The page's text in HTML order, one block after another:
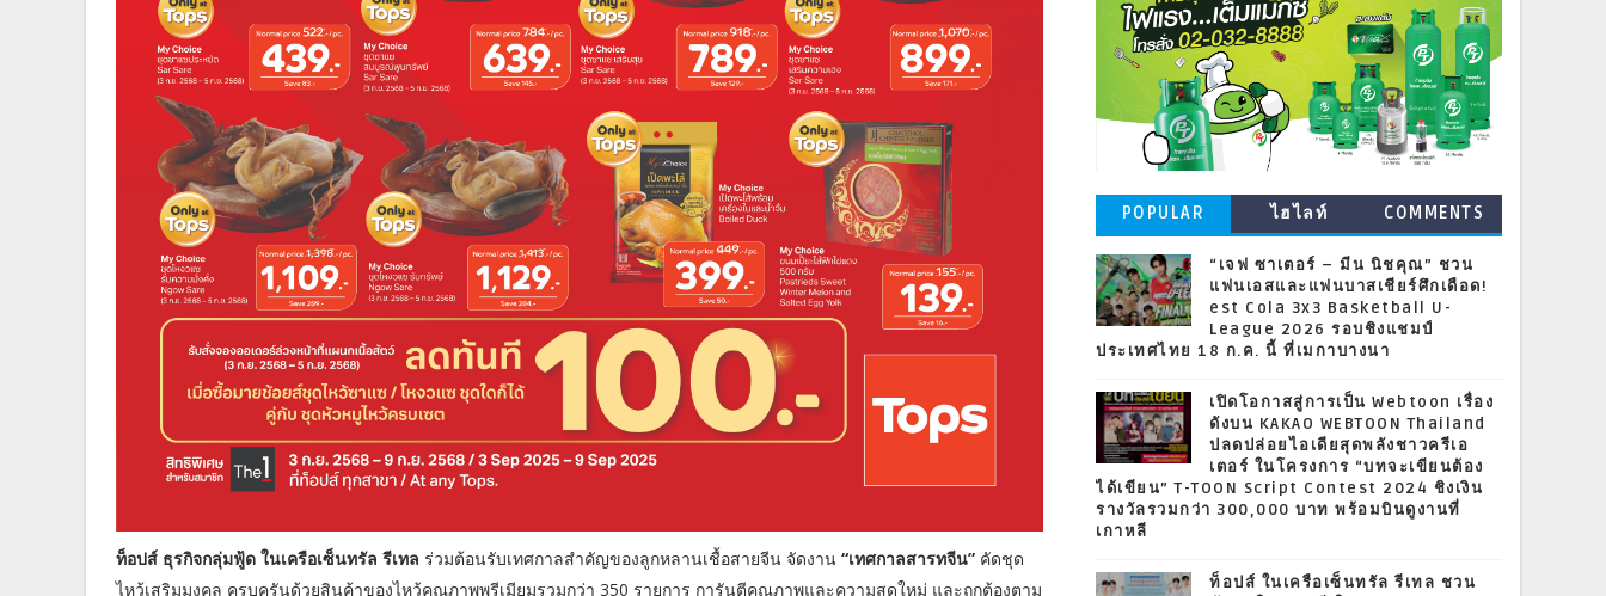
ท็อปส์ ธุรกิจกลุ่มฟู้ด ในเครือเซ็นทรัล รีเทล ร่วมต้อนรับเทศกาลสำคัญของลูกหลานเชื้อสายจีน จัดงาน “เทศกาลสารทจีน” คัดชุด
ไหว้เสริมมงคล ครบครันด้วยสินค้าของไหว้คุณภาพพรีเมียมรวมกว่า 350 รายการ การันตีคุณภาพและความสดใหม่ และถูกต้องตาม
POPULAR ไฮไลท์ COMMENTS
“เจฟ ซาเตอร์ – มีน นิชคุณ” ชวน
แฟนเอสและแฟนบาสเชียร์ศึกเดือด!
est Cola 3x3 Basketball U-
League 2026 รอบชิงแชมป์
ประเทศไทย 18 ก.ค. นี้ ที่เมกาบางนา
เปิดโอกาสสู่การเป็น Webtoon เรื่อง
ดังบน KAKAO WEBTOON Thailand
ปลดปล่อยไอเดียสุดพลังชาวครีเอ
เตอร์ ในโครงการ “บทจะเขียนต้อง
ได้เขียน” T-TOON Script Contest 2024 ชิงเงิน
รางวัลรวมกว่า 300,000 บาท พร้อมบินดูงานที่
เกาหลี
ท็อปส์ ในเครือเซ็นทรัล รีเทล ชวน